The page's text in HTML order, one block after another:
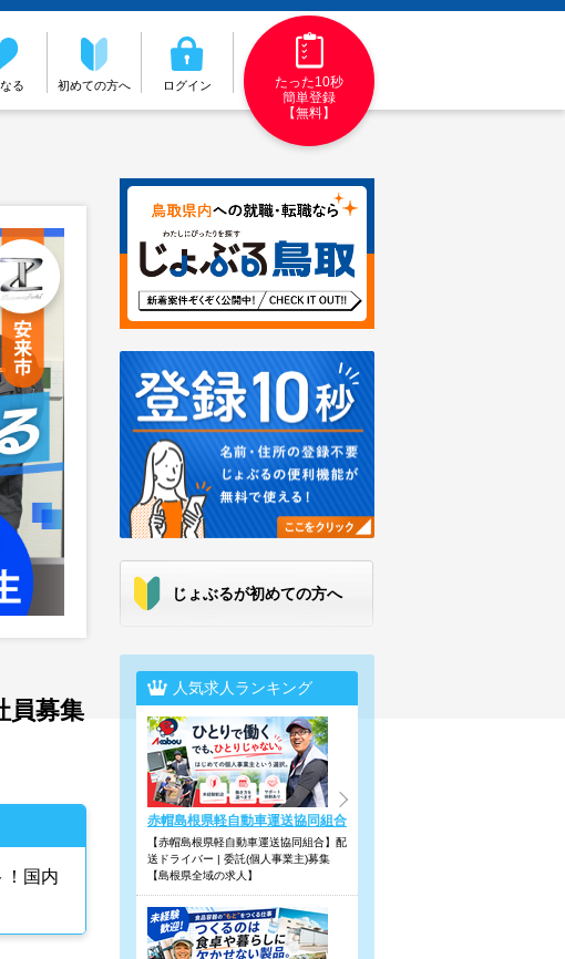
る 初めての方へ ログイン
たった10秒
簡単登録
【無料】
員募集
！国内
じょぶるが初めての方へ
人気求人ランキング
赤帽島根県軽自動車運送協同組合
【赤帽島根県軽自動車運送協同組合】配
送ドライバー | 委託(個人事業主)募集
【島根県全域の求人】